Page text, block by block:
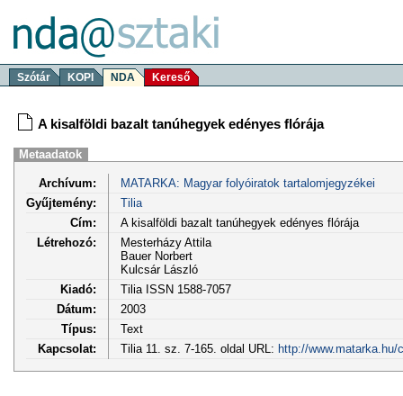
Szótár KOPI NDA Kereső
A kisalföldi bazalt tanúhegyek edényes flórája
Metaadatok
Archívum:
MATARKA: Magyar folyóiratok tartalomjegyzékei
Gyűjtemény:
Tilia
Cím:
A kisalföldi bazalt tanúhegyek edényes flórája
Létrehozó:
Mesterházy Attila
Bauer Norbert
Kulcsár László
Kiadó:
Tilia ISSN 1588-7057
Dátum:
2003
Típus:
Text
Kapcsolat:
Tilia 11. sz. 7-165. oldal URL: http://